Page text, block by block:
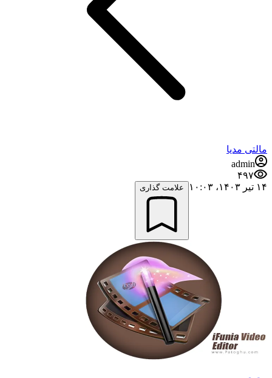
مالتی مدیا
admin
۴۹۷
۱۴ تیر ۱۴۰۳،‏ ۱۰:۰۳
علامت گذاری